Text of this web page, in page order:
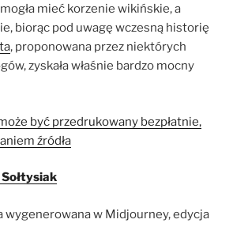
mieć korzenie wikińskie, a
biorąc pod uwagę wczesną historię
, proponowana przez niektórych
zyskała właśnie bardzo mocny
być przedrukowany bezpłatnie,
źródła
wygenerowana w Midjourney, edycja